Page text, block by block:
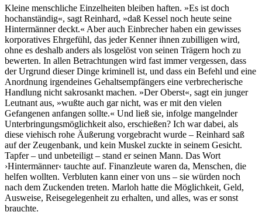
Kleine menschliche Einzelheiten bleiben haften. »Es ist doch
hochanständig«, sagt Reinhard, »daß Kessel noch heute seine
Hintermänner deckt.« Aber auch Einbrecher haben ein gewisses
korporatives Ehrgefühl, das jeder Kenner ihnen zubilligen wird,
ohne es deshalb anders als losgelöst von seinen Trägern hoch zu
bewerten. In allen Betrachtungen wird fast immer vergessen, dass
der Urgrund dieser Dinge kriminell ist, und dass ein Befehl und eine
Anordnung irgendeines Gehaltsempfängers eine verbrecherische
Handlung nicht sakrosankt machen. »Der Oberst«, sagt ein junger
Leutnant aus, »wußte auch gar nicht, was er mit den vielen
Gefangenen anfangen sollte.« Und ließ sie, infolge mangelnder
Unterbringungsmöglichkeit also, erschießen? Ich war dabei, als
diese viehisch rohe Äußerung vorgebracht wurde – Reinhard saß
auf der Zeugenbank, und kein Muskel zuckte in seinem Gesicht.
Tapfer – und unbeteiligt – stand er seinen Mann. Das Wort
›Hintermänner‹ tauchte auf. Finanzleute waren da, Menschen, die
helfen wollten. Verbluten kann einer von uns – sie würden noch
nach dem Zuckenden treten. Marloh hatte die Möglichkeit, Geld,
Ausweise, Reisegelegenheit zu erhalten, und alles, was er sonst
brauchte.